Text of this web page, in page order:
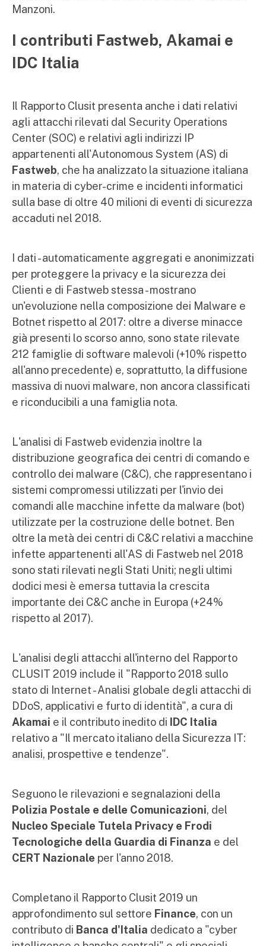
Manzoni.
I contributi Fastweb, Akamai e
IDC Italia
Il Rapporto Clusit presenta anche i dati relativi
agli attacchi rilevati dal Security Operations
Center (SOC) e relativi agli indirizzi IP
appartenenti all'Autonomous System (AS) di
Fastweb, che ha analizzato la situazione italiana
in materia di cyber-crime e incidenti informatici
sulla base di oltre 40 milioni di eventi di sicurezza
accaduti nel 2018.
I dati - automaticamente aggregati e anonimizzati
per proteggere la privacy e la sicurezza dei
Clienti e di Fastweb stessa - mostrano
un'evoluzione nella composizione dei Malware e
Botnet rispetto al 2017: oltre a diverse minacce
già presenti lo scorso anno, sono state rilevate
212 famiglie di software malevoli (+10% rispetto
all'anno precedente) e, soprattutto, la diffusione
massiva di nuovi malware, non ancora classificati
e riconducibili a una famiglia nota.
L'analisi di Fastweb evidenzia inoltre la
distribuzione geografica dei centri di comando e
controllo dei malware (C&C), che rappresentano i
sistemi compromessi utilizzati per l'invio dei
comandi alle macchine infette da malware (bot)
utilizzate per la costruzione delle botnet. Ben
oltre la metà dei centri di C&C relativi a macchine
infette appartenenti all'AS di Fastweb nel 2018
sono stati rilevati negli Stati Uniti; negli ultimi
dodici mesi è emersa tuttavia la crescita
importante dei C&C anche in Europa (+24%
rispetto al 2017).
L'analisi degli attacchi all'interno del Rapporto
CLUSIT 2019 include il "Rapporto 2018 sullo
stato di Internet - Analisi globale degli attacchi di
DDoS, applicativi e furto di identità", a cura di
Akamai e il contributo inedito di IDC Italia
relativo a "Il mercato italiano della Sicurezza IT:
analisi, prospettive e tendenze".
Seguono le rilevazioni e segnalazioni della
Polizia Postale e delle Comunicazioni, del
Nucleo Speciale Tutela Privacy e Frodi
Tecnologiche della Guardia di Finanza e del
CERT Nazionale per l'anno 2018.
Completano il Rapporto Clusit 2019 un
approfondimento sul settore Finance, con un
contributo di Banca d'Italia dedicato a "cyber